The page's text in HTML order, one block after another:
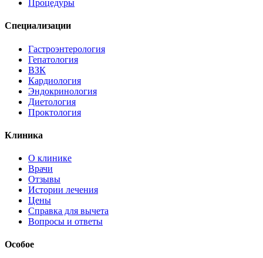
Процедуры
Специализации
Гастроэнтерология
Гепатология
ВЗК
Кардиология
Эндокринология
Диетология
Проктология
Клиника
О клинике
Врачи
Отзывы
Истории лечения
Цены
Справка для вычета
Вопросы и ответы
Особое